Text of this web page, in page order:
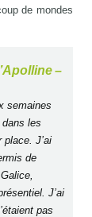
de mondes
–
semaines
dans les
place. J’ai
de
J’ai
pas